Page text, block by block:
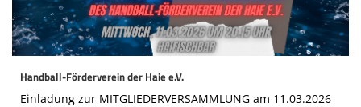
Die SpecialHaie
Teams
Trainer
Handball-Förderverein der Haie e.V.
Einladung zur MITGLIEDERVERSAMMLUNG am 11.03.2026